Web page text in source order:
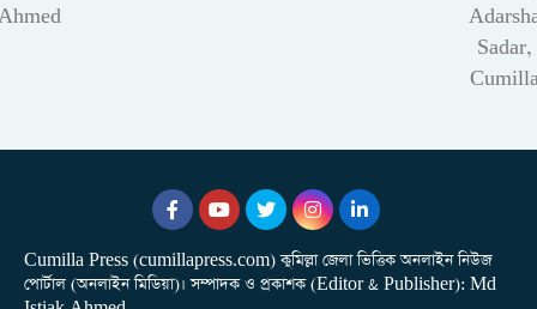
Sadar,
Cumilla Press (cumillapress.com) কুমিল্লা জেলা ভিত্তিক অনলাইন নিউজ
পোর্টাল (অনলাইন মিডিয়া)। সম্পাদক ও প্রকাশক (Editor & Publisher): Md